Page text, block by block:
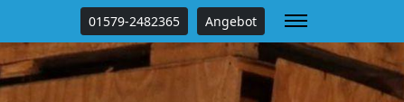
01579-2482365 Angebot